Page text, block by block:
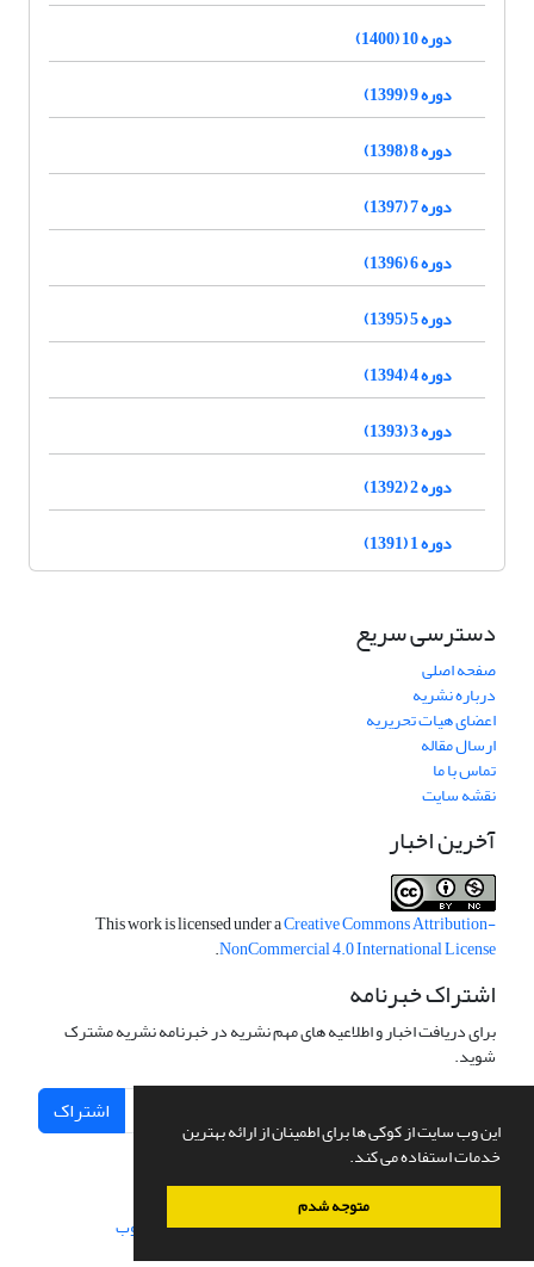
این وب سایت از کوکی ها برای اطمینان از ارائه بهترین
خدمات استفاده می کند.
متوجه شدم
دوره 10 (1400)
دوره 9 (1399)
دوره 8 (1398)
دوره 7 (1397)
دوره 6 (1396)
دوره 5 (1395)
دوره 4 (1394)
دوره 3 (1393)
دوره 2 (1392)
دوره 1 (1391)
دسترسی سریع
صفحه اصلی
درباره نشریه
اعضای هیات تحریریه
ارسال مقاله
تماس با ما
نقشه سایت
آخرین اخبار
This work is licensed under aCreative Commons Attribution-
NonCommercial 4.0 International License
.
اشتراک خبرنامه
برای دریافت اخبار و اطلاعیه های مهم نشریه در خبرنامه نشریه مشترک
شوید.
اشتراک
سامانه مدیریت نشریات علمی.طراحی و پیاده سازی از سیناوب